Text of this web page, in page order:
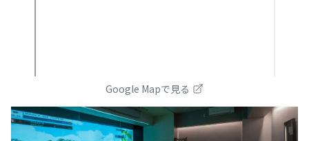
Google Mapで見る